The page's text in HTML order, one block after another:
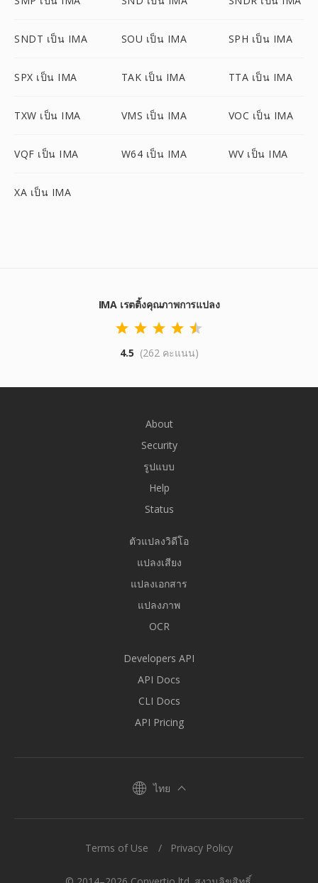
SNDT เป็น IMA SOU เป็น IMA SPH เป็น IMA
SPX เป็น IMA TAK เป็น IMA TTA เป็น IMA
TXW เป็น IMA VMS เป็น IMA VOC เป็น IMA
VQF เป็น IMA W64 เป็น IMA WV เป็น IMA
XA เป็น IMA
IMA เรตติ้งคุณภาพการแปลง
4.5 (262 คะแนน)
About
Security
รูปแบบ
Help
Status
ตัวแปลงวิดีโอ
แปลงเสียง
แปลงเอกสาร
แปลงภาพ
OCR
Developers API
API Docs
CLI Docs
API Pricing
ไทย
Terms of Use Privacy Policy